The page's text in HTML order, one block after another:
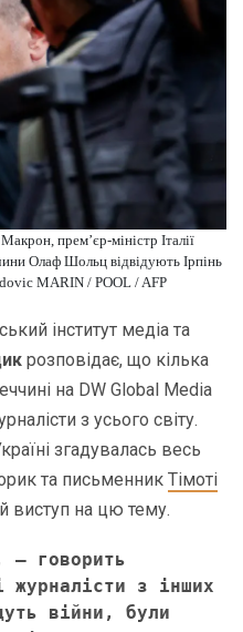
прем’єр-міністр Італії
Олаф Шольц відвідують Ірпінь
MARIN / POOL / AFP
інститут медіа та
розповідає, що кілька
на DW Global Media
з усього світу.
згадувалась весь
та письменникТімоті
виступ на цю тему.
– говорить
журналісти з інших
війни, були